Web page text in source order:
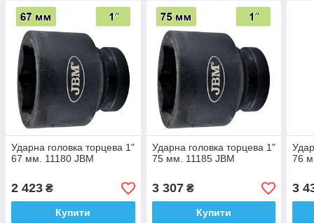
Ударна головка торцева 1"
67 мм. 11180 JBM
2 423 ₴
Купити
Ударна головка торцева 1"
75 мм. 11185 JBM
3 307₴
Купити
76
3